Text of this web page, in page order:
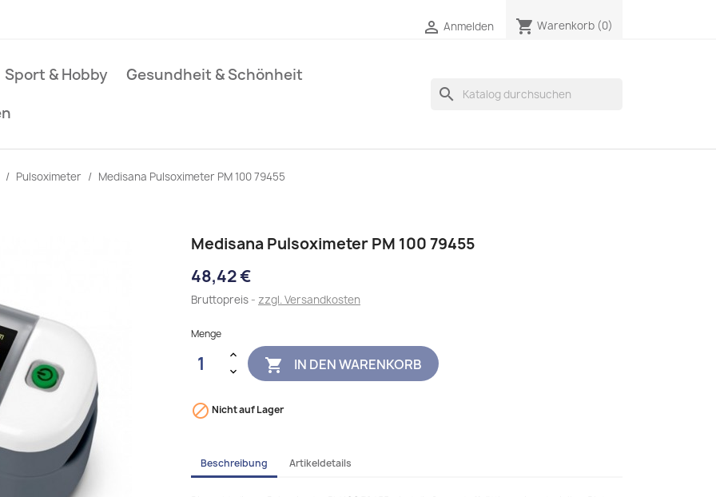
 Anmelden shopping_cart Warenkorb (0)
Sport & Hobby
Gesundheit & Schönheit
search
Pulsoximeter Medisana Pulsoximeter PM 100 79455
Medisana Pulsoximeter PM 100 79455
48,42 €
Bruttopreis zzgl. Versandkosten
Menge
 IN DEN WARENKORB
 Nicht auf Lager
Beschreibung Artikeldetails